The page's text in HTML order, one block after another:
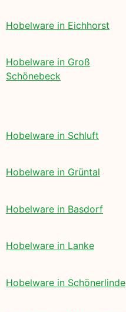
Hobelware in Eichhorst
Hobelware in Groß
Schönebeck
Hobelware in Schluft
Hobelware in Grüntal
Hobelware in Basdorf
Hobelware in Lanke
Hobelware in Schönerlinde